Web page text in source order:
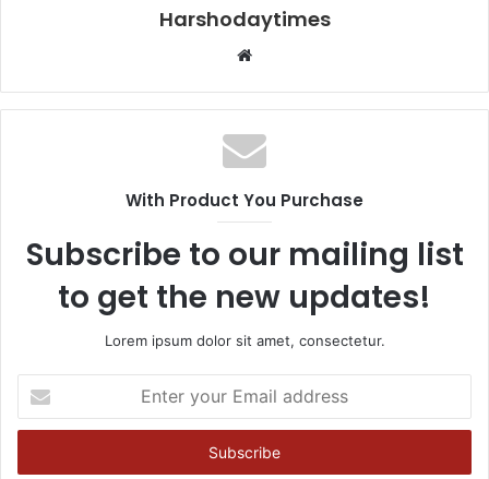
Harshodaytimes
Website
With Product You Purchase
Subscribe to our mailing list
to get the new updates!
Lorem ipsum dolor sit amet, consectetur.
your
Email